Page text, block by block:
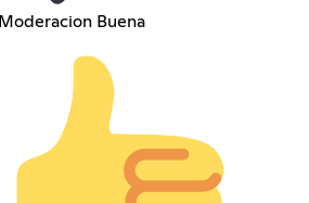
Moderacion Buena